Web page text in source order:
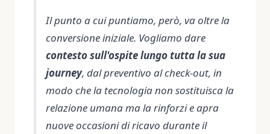
Il punto a cui puntiamo, però, va oltre la
conversione iniziale. Vogliamo dare
contesto sull'ospite lungo tutta la sua
journey, dal preventivo al check-out, in
modo che la tecnologia non sostituisca la
relazione umana ma la rinforzi e apra
nuove occasioni di ricavo durante il